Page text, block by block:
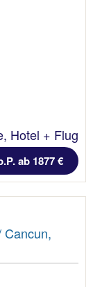
Hotel + Flug
ab 1877 €
Cancun,